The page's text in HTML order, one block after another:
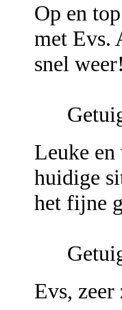
Op en
met Evs.
snel weer!
Leuke
huidige
het fijne
Evs,